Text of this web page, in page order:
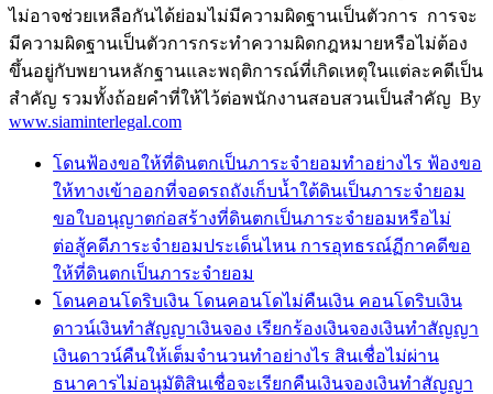
ไม่อาจช่วยเหลือกันได้ย่อมไม่มีความผิดฐานเป็นตัวการ การจะ
มีความผิดฐานเป็นตัวการกระทำความผิดกฎหมายหรือไม่ต้อง
ขึ้นอยู่กับพยานหลักฐานและพฤติการณ์ที่เกิดเหตุในแต่ละคดีเป็น
สำคัญ รวมทั้งถ้อยคำที่ให้ไว้ต่อพนักงานสอบสวนเป็นสำคัญ By
www.siaminterlegal.com
โดนฟ้องขอให้ที่ดินตกเป็นภาระจำยอมทำอย่างไร ฟ้องขอ
ให้ทางเข้าออกที่จอดรถถังเก็บน้ำใต้ดินเป็นภาระจำยอม
ขอใบอนุญาตก่อสร้างที่ดินตกเป็นภาระจำยอมหรือไม่
ต่อสู้คดีภาระจำยอมประเด็นไหน การอุทธรณ์ฏีกาคดีขอ
ให้ที่ดินตกเป็นภาระจำยอม
โดนคอนโดริบเงิน โดนคอนโดไม่คืนเงิน คอนโดริบเงิน
ดาวน์เงินทำสัญญาเงินจอง เรียกร้องเงินจองเงินทำสัญญา
เงินดาวน์คืนให้เต็มจำนวนทำอย่างไร สินเชื่อไม่ผ่าน
ธนาคารไม่อนุมัติสินเชื่อจะเรียกคืนเงินจองเงินทำสัญญา